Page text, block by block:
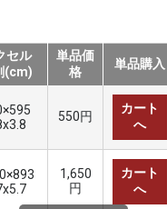
セル
(cm)
単品価
格
単品購入
550円
カート
へ
1,650
円
カート
へ